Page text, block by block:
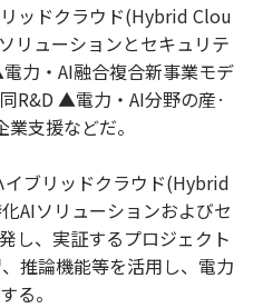
ッドクラウド(Hybrid Clou
リューションとセキュリテ
力・AI融合複合新事業モデ
R&D ▲電力・AI分野の産·
支援などだ。
ブリッドクラウド(Hybrid
AIソリューションおよびセ
し、実証するプロジェクト
推論機能等を活用し、電力
る。